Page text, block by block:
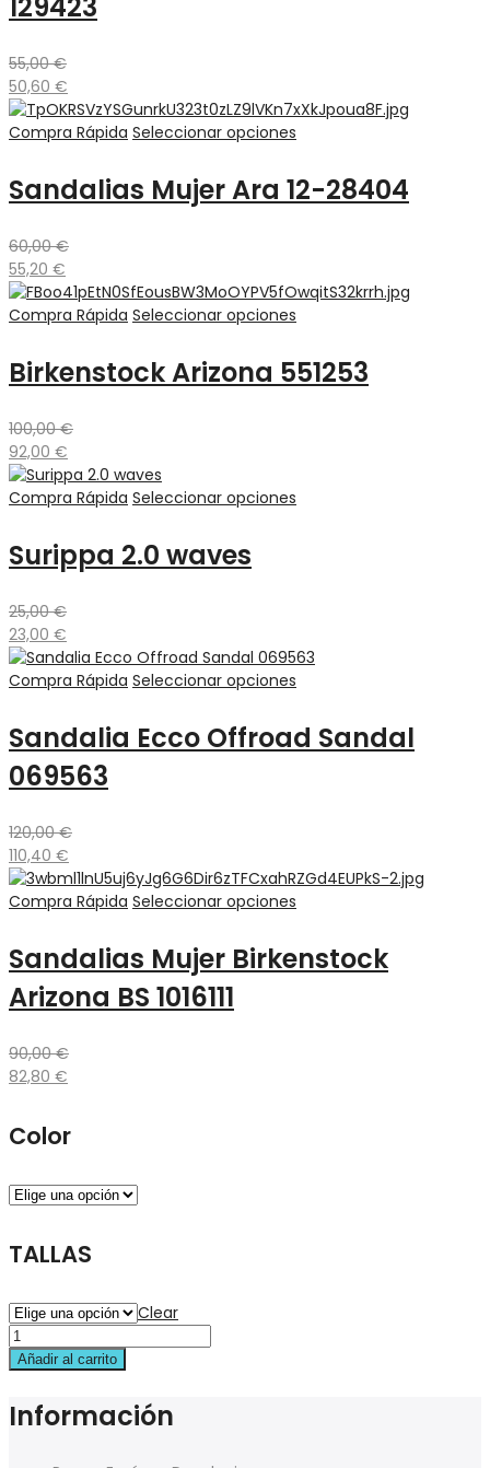
129423
55,00€
50,60 €
Compra Rápida Seleccionar opciones
Sandalias Mujer Ara 12-28404
60,00€
55,20 €
Compra Rápida Seleccionar opciones
Birkenstock Arizona 551253
100,00€
92,00 €
Compra Rápida Seleccionar opciones
Surippa 2.0 waves
25,00€
23,00 €
Compra Rápida Seleccionar opciones
Sandalia Ecco Offroad Sandal
069563
120,00€
110,40 €
Compra Rápida Seleccionar opciones
Sandalias Mujer Birkenstock
Arizona BS 1016111
90,00€
82,80 €
Color
TALLAS
Clear
Añadir al carrito
Información